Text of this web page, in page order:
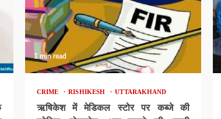
1 min read
CRIME RISHIKESH UTTARAKHAND
ऋषिकेश में मेडिकल स्टोर पर कब्जे की